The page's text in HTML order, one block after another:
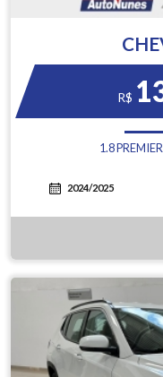
R$
1.8
2024/2025